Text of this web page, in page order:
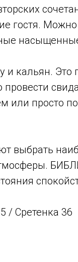
гостя.
кальян. Это
или просто
выбрать
/ Сретенка 36